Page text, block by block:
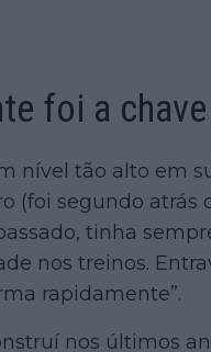
foi a
nível tão alto em
(foi segundo
tinha
nos treinos.
rapidamente”.
nos últimos